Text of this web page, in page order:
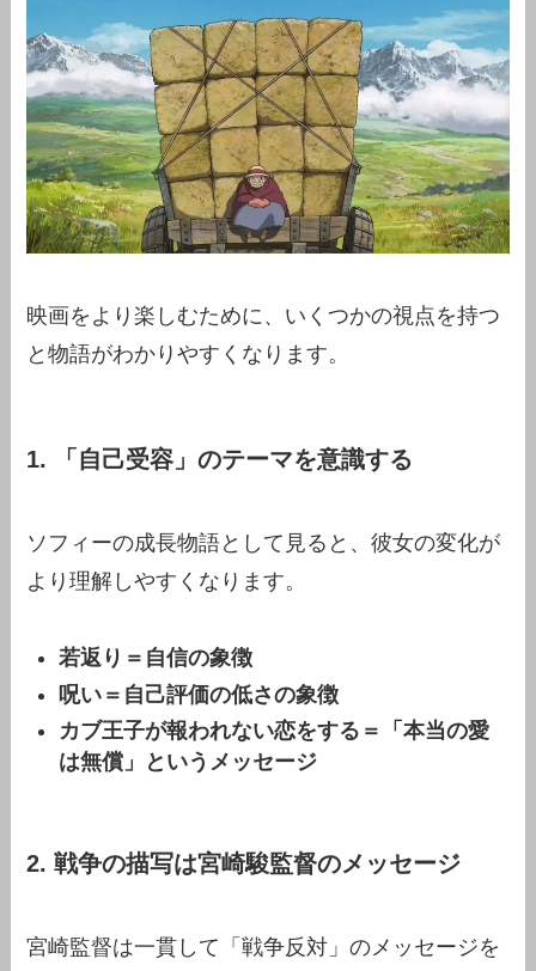
映画をより楽しむために、いくつかの視点を持つ
と物語がわかりやすくなります。
1. 「自己受容」のテーマを意識する
ソフィーの成長物語として見ると、彼女の変化が
より理解しやすくなります。
若返り＝自信の象徴
呪い＝自己評価の低さの象徴
カブ王子が報われない恋をする＝「本当の愛
は無償」というメッセージ
2. 戦争の描写は宮崎駿監督のメッセージ
宮崎監督は一貫して「戦争反対」のメッセージを